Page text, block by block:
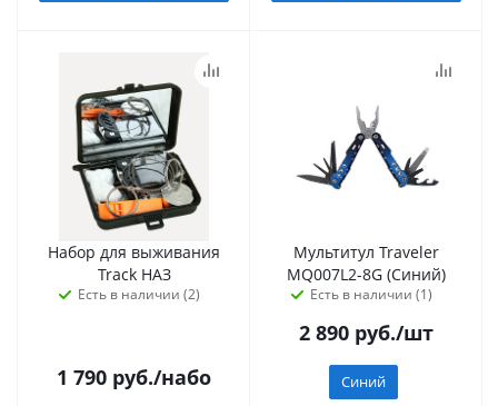
Набор для выживания
Track НАЗ
Есть в наличии (2)
1 790 руб./набо
Мультитул Traveler
MQ007L2-8G (Синий)
Есть в наличии (1)
2 890 руб./шт
Синий